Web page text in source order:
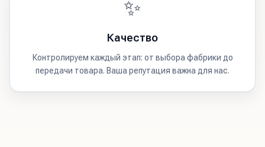
✨
Качество
Контролируем каждый этап: от выбора фабрики до
передачи товара. Ваша репутация важна для нас.